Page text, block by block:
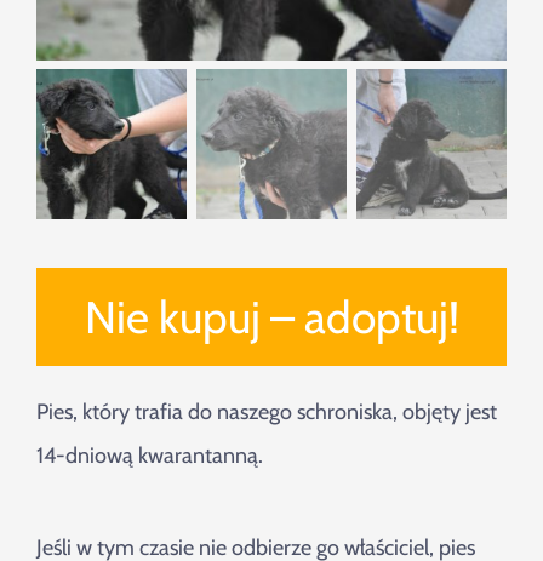
Nie kupuj – adoptuj!
Pies, który trafia do naszego schroniska, objęty jest
14-dniową kwarantanną.
Jeśli w tym czasie nie odbierze go właściciel, pies